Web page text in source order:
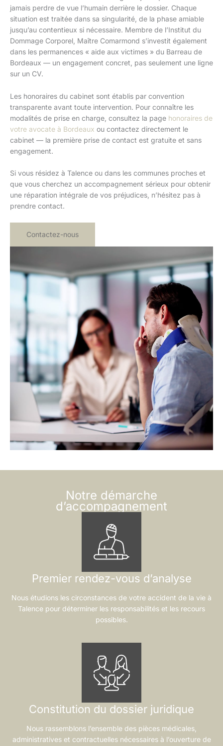
jamais perdre de vue l’humain derrière le dossier. Chaque
situation est traitée dans sa singularité, de la phase amiable
jusqu’au contentieux si nécessaire. Membre de l’Institut du
Dommage Corporel, Maître Comarmond s’investit également
dans les permanences « aide aux victimes » du Barreau de
Bordeaux — un engagement concret, pas seulement une ligne
sur un CV.
Les honoraires du cabinet sont établis par convention
transparente avant toute intervention. Pour connaître les
modalités de prise en charge, consultez la page honoraires de
votre avocate à Bordeaux ou contactez directement le
cabinet — la première prise de contact est gratuite et sans
engagement.
Si vous résidez à Talence ou dans les communes proches et
que vous cherchez un accompagnement sérieux pour obtenir
une réparation intégrale de vos préjudices, n’hésitez pas à
prendre contact.
Contactez-nous
Notre démarche
d’accompagnement
Premier rendez-vous d’analyse
Nous étudions les circonstances de votre accident de la vie à
Talence pour déterminer les responsabilités et les recours
possibles.
Constitution du dossier juridique
Nous rassemblons l’ensemble des pièces médicales,
administratives et contractuelles nécessaires à l’ouverture de